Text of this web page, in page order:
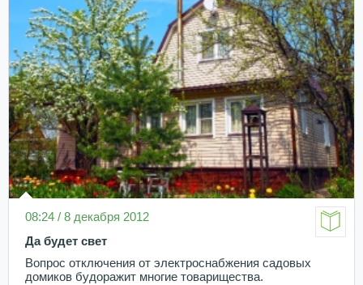
08:24 / 8 декабря 2012
Да будет свет
Вопрос отключения от электроснабжения садовых
домиков будоражит многие товарищества.